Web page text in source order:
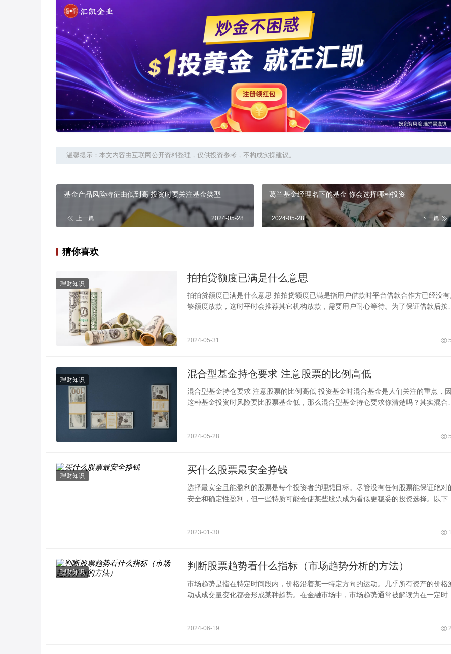
温馨提示：本文内容由互联网公开资料整理，仅供投资参考，不构成实操建议。
基金产品风险特征由低到高 投资时要关注基金类型
上一篇 2024-05-28
葛兰基金经理名下的基金 你会选择哪种投资
2024-05-28 下一篇
猜你喜欢
理财知识
拍拍贷额度已满是什么意思
拍拍贷额度已满是什么意思 拍拍贷额度已满是指用户借款时平台借款合作方已经没有
够额度放款，这时平时会推荐其它机构放款，需要用户耐心等待。为了保证借款后按时
2024-05-31
理财知识
混合型基金持仓要求 注意股票的比例高低
混合型基金持仓要求 注意股票的比例高低 投资基金时混合基金是人们关注的重点，
这种基金投资时风险要比股票基金低，那么混合型基金持仓要求你清楚吗？其实混合基
2024-05-28
理财知识
买什么股票最安全挣钱
选择最安全且能盈利的股票是每个投资者的理想目标。尽管没有任何股票能保证绝对
安全和确定性盈利，但一些特质可能会使某些股票成为看似更稳妥的投资选择。以下是
2023-01-30
理财知识
判断股票趋势看什么指标（市场趋势分析的方法）
市场趋势是指在特定时间段内，价格沿着某一特定方向的运动。几乎所有资产的价格
动或成交量变化都会形成某种趋势。在金融市场中，市场趋势通常被解读为在一定时间
2024-06-19